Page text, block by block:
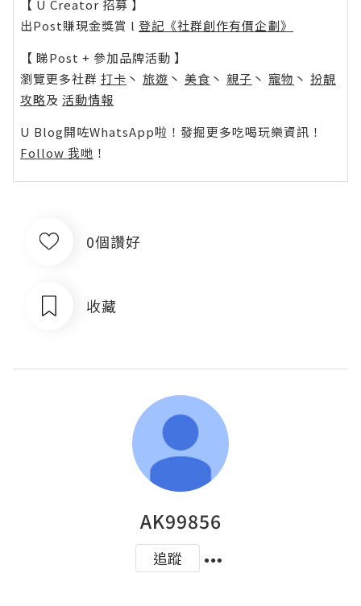
【 U Creator 招募 】
出Post賺現金獎賞 l 登記《社群創作有價企劃》
【 睇Post + 參加品牌活動 】
瀏覽更多社群 打卡 丶 旅遊 丶 美食 丶 親子 丶 寵物 丶 扮靚
攻略及 活動情報
U Blog開咗WhatsApp啦！發掘更多吃喝玩樂資訊！
Follow 我哋 ！
0個讚好
收藏
AK99856
追蹤